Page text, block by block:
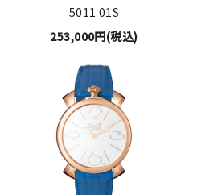
5011.01S
253,000円(税込)